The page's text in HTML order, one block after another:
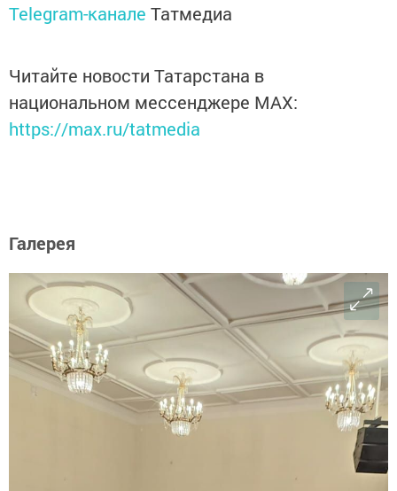
Telegram-канале Татмедиа
Читайте новости Татарстана в
национальном мессенджере MАХ:
https://max.ru/tatmedia
Галерея